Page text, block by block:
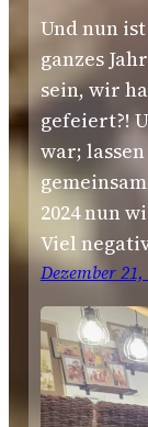
Und nun
ganzes
sein, wir
gefeiert?!
war;
2024 nun
Viel
Dezember 21,